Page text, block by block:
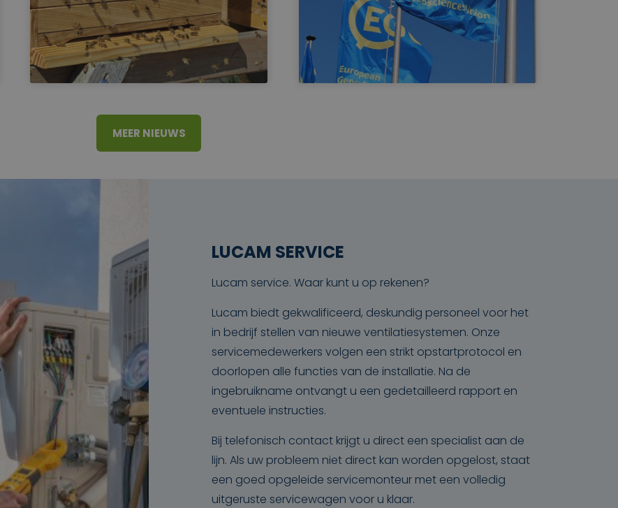
MEER NIEUWS
LUCAM SERVICE
Lucam service. Waar kunt u op rekenen?
Lucam biedt gekwalificeerd, deskundig personeel voor het
in bedrijf stellen van nieuwe ventilatiesystemen. Onze
servicemedewerkers volgen een strikt opstartprotocol en
doorlopen alle functies van de installatie. Na de
ingebruikname ontvangt u een gedetailleerd rapport en
eventuele instructies.
Bij telefonisch contact krijgt u direct een specialist aan de
lijn. Als uw probleem niet direct kan worden opgelost, staat
een goed opgeleide servicemonteur met een volledig
uitgeruste servicewagen voor u klaar.